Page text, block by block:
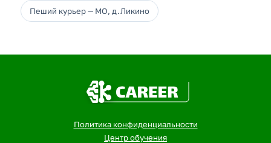
Пеший курьер — МО, д.Ликино
Политика конфиденциальности
Центр обучения